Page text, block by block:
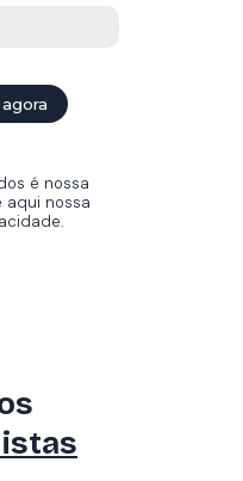
é nossa
aqui nossa